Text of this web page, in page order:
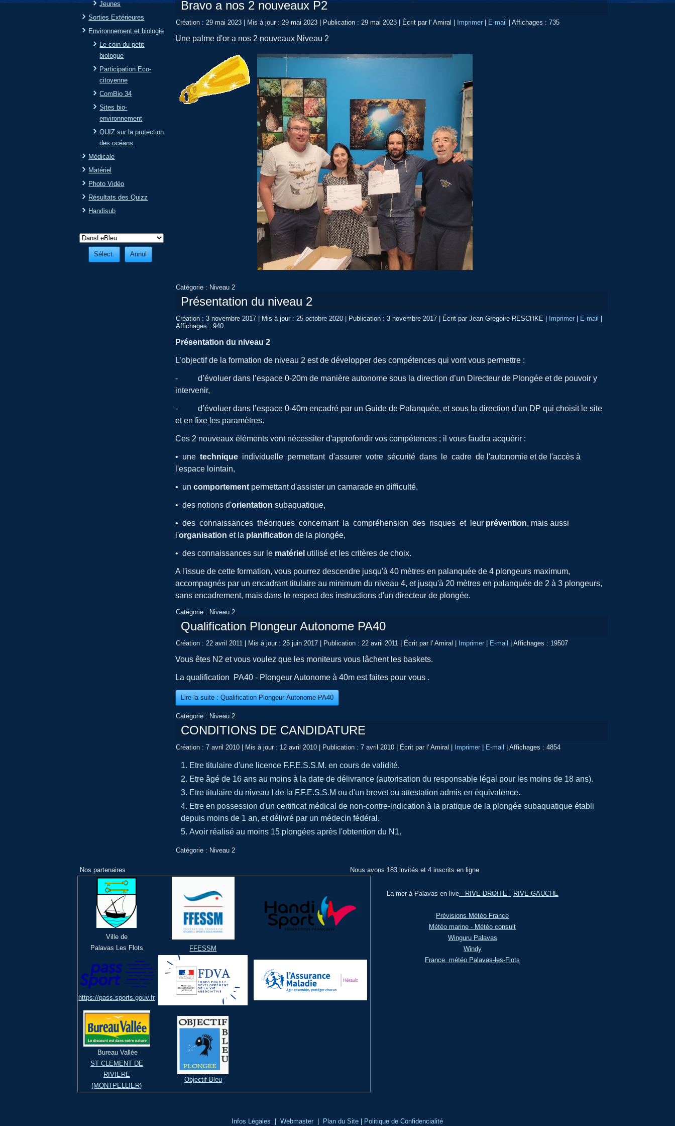
Jeunes
Sorties Extérieures
Environnement et biologie
Le coin du petit
biologue
Participation Eco-
citoyenne
ComBio 34
Sites bio-
environnement
QUIZ sur la protection
des océans
Médicale
Matériel
Photo Vidéo
Résultats des Quizz
Handisub
Bravo a nos 2 nouveaux P2
Création : 29 mai 2023 Mis à jour : 29 mai 2023 Publication : 29 mai 2023 Écrit par l' Amiral Imprimer E-mail |Affichages : 735
Une palme d'or a nos 2 nouveaux Niveau 2
Catégorie : Niveau 2
Présentation du niveau 2
Création : 3 novembre 2017 Mis à jour : 25 octobre 2020 Publication : 3 novembre 2017 Écrit par Jean Gregoire RESCHKE Imprimer E-mail
Affichages : 940
Présentation du niveau 2
L’objectif de la formation de niveau 2 est de développer des compétences qui vont vous permettre :
- d’évoluer dans l’espace 0-20m de manière autonome sous la direction d’un Directeur de Plongée et de pouvoir y
intervenir,
- d’évoluer dans l’espace 0-40m encadré par un Guide de Palanquée, et sous la direction d’un DP qui choisit le site
et en fixe les paramètres.
Ces 2 nouveaux éléments vont nécessiter d'approfondir vos compétences ; il vous faudra acquérir :
• unetechnique individuelle permettant d'assurer votre sécurité dans le cadre de l'autonomie et de l'accès à
l'espace lointain,
• uncomportement permettant d'assister un camarade en difficulté,
• des notions d'orientationsubaquatique,
• des connaissances théoriques concernant la compréhension des risques et leur prévention, mais aussi
l'organisationet la planificationde la plongée,
• des connaissances sur le matériel utilisé et les critères de choix.
A l'issue de cette formation, vous pourrez descendre jusqu'à 40 mètres en palanquée de 4 plongeurs maximum,
accompagnés par un encadrant titulaire au minimum du niveau 4, et jusqu'à 20 mètres en palanquée de 2 à 3 plongeurs,
sans encadrement, mais dans le respect des instructions d'un directeur de plongée.
Catégorie : Niveau 2
Qualification Plongeur Autonome PA40
Création : 22 avril 2011 Mis à jour : 25 juin 2017 Publication : 22 avril 2011 Écrit par l' Amiral Imprimer E-mail |Affichages : 19507
Vous êtes N2 et vous voulez que les moniteurs vous lâchent les baskets.
La qualification PA40 - Plongeur Autonome à 40m est faites pour vous .
Lire la suite : Qualification Plongeur Autonome PA40
Catégorie : Niveau 2
CONDITIONS DE CANDIDATURE
Création : 7 avril 2010 Mis à jour : 12 avril 2010 Publication : 7 avril 2010 Écrit par l' Amiral Imprimer E-mail |Affichages : 4854
Etre titulaire d'une licence F.F.E.S.S.M. en cours de validité.
Etre âgé de 16 ans au moins à la date de délivrance (autorisation du responsable légal pour les moins de 18 ans).
Etre titulaire du niveau I de la F.F.E.S.S.M ou d'un brevet ou attestation admis en équivalence.
Etre en possession d'un certificat médical de non-contre-indication à la pratique de la plongée subaquatique établi
depuis moins de 1 an, et délivré par un médecin fédéral.
Avoir réalisé au moins 15 plongées après l'obtention du N1.
Catégorie : Niveau 2
Nos partenaires
Ville de
Palavas Les Flots
FFESSM
https://pass.sports.gouv.fr
Bureau Vallée
ST CLEMENT DE
RIVIERE
(MONTPELLIER)
Objectif Bleu
Nous avons 183 invités et 4 inscrits en ligne
La mer à Palavas en liveRIVE DROITE RIVE GAUCHE
Prévisions Météo France
Météo marine - Météo consult
Winguru Palavas
Windy
France, météo Palavas-les-Flots
Infos Légales |Webmaster Plan du Site Politique de Confidencialité